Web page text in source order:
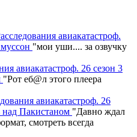
авиакатастроф.
"мои уши.... за озвучку
авиакатастроф. 26 сезон 3
"Рот еб@л этого плеера
авиакатастроф. 26
над Пакистаном "Давно ждал
смотреть всегда